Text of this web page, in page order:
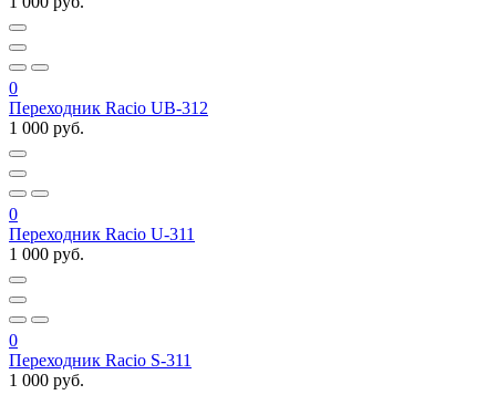
0
Переходник Racio UB-312
1 000 руб.
0
Переходник Racio U-311
1 000 руб.
0
Переходник Racio S-311
1 000 руб.